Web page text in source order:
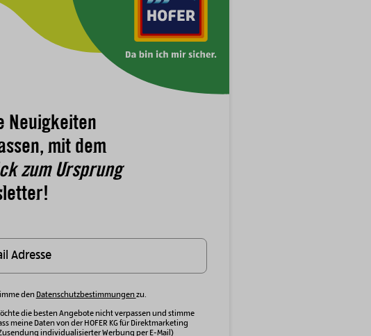
Neuigkeiten
mit dem
zum Ursprung
den Datenschutzbestimmungenzu.
die besten Angebote nicht verpassen und stimme
meine Daten von der HOFER KG für Direktmarketing
individualisierter Werbung per E-Mail)